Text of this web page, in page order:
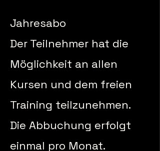
Jahresabo
Der Teilnehmer hat die
Möglichkeit an allen
Kursen und dem freien
Training teilzunehmen.
Die Abbuchung erfolgt
einmal pro Monat.